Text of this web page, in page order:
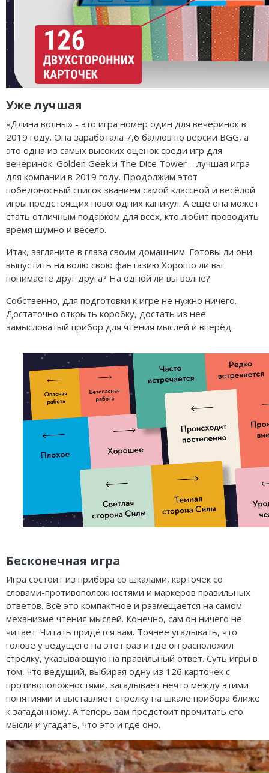
Уже лучшая
«Длина волны» - это игра номер один для вечеринок в
2019 году. Она заработала 7,6 баллов по версии BGG, а
это одна из самых высоких оценок среди игр для
вечеринок. Golden Geek и The Dice Tower – лучшая игра
для компании в 2019 году. Продолжим этот
победоносный список званием самой классной и весёлой
игры предстоящих новогодних каникул. А ещё она может
стать отличным подарком для всех, кто любит проводить
время шумно и весело.
Итак, загляните в глаза своим домашним. Готовы ли они
выпустить на волю свою фантазию Хорошо ли вы
понимаете друг друга? На одной ли вы волне?
Собственно, для подготовки к игре не нужно ничего.
Достаточно открыть коробку, достать из неё
замысловатый прибор для чтения мыслей и вперёд.
Бесконечная игра
Игра состоит из прибора со шкалами, карточек со
словами-противоположностями и маркеров правильных
ответов. Всё это компактное и размещается на самом
механизме чтения мыслей. Конечно, сам он ничего не
читает. Читать придётся вам. Точнее угадывать, что
голове у ведущего на этот раз и где он расположил
стрелку, указывающую на правильный ответ. Суть игры в
том, что ведущий, выбирая одну из 126 карточек с
противоположностями, загадывает нечто между этими
понятиями и выставляет стрелку на шкале прибора ближе
к загаданному. А теперь вам предстоит прочитать его
мысли и угадать, что это и где оно.